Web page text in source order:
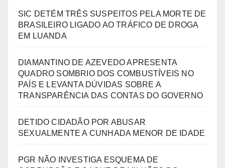
SIC DETÉM TRÊS SUSPEITOS PELA MORTE DE
BRASILEIRO LIGADO AO TRÁFICO DE DROGA
EM LUANDA
DIAMANTINO DE AZEVEDO APRESENTA
QUADRO SOMBRIO DOS COMBUSTÍVEIS NO
PAÍS E LEVANTA DÚVIDAS SOBRE A
TRANSPARÊNCIA DAS CONTAS DO GOVERNO
DETIDO CIDADÃO POR ABUSAR
SEXUALMENTE A CUNHADA MENOR DE IDADE
PGR NÃO INVESTIGA ESQUEMA DE